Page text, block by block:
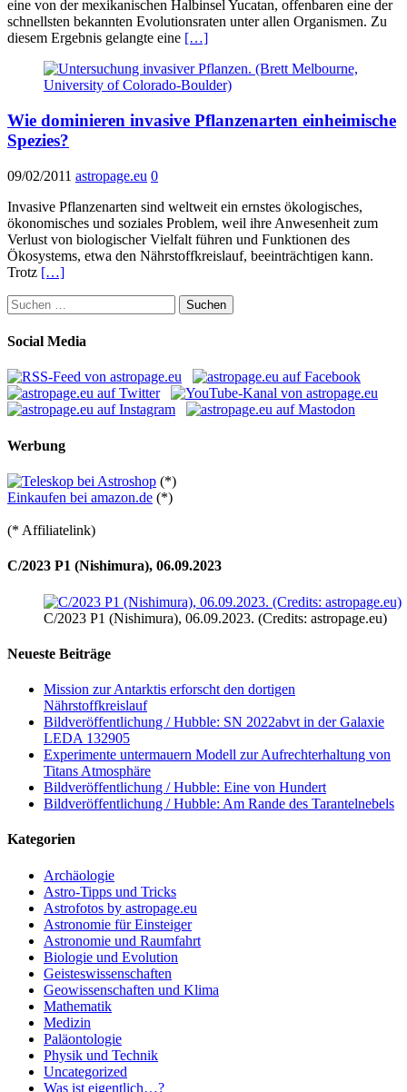
eine von der mexikanischen Halbinsel Yucatan, offenbaren eine der
schnellsten bekannten Evolutionsraten unter allen Organismen. Zu
diesem Ergebnis gelangte eine […]
Wie dominieren invasive Pflanzenarten einheimische
Spezies?
09/02/2011 astropage.eu 0
Invasive Pflanzenarten sind weltweit ein ernstes ökologisches,
ökonomisches und soziales Problem, weil ihre Anwesenheit zum
Verlust von biologischer Vielfalt führen und Funktionen des
Ökosystems, etwa den Nährstoffkreislauf, beeinträchtigen kann.
Trotz […]
Suchen
nach:
Social Media
Werbung
(*)
Einkaufen bei amazon.de (*)
(* Affiliatelink)
C/2023 P1 (Nishimura), 06.09.2023
C/2023 P1 (Nishimura), 06.09.2023. (Credits: astropage.eu)
Neueste Beiträge
Mission zur Antarktis erforscht den dortigen
Nährstoffkreislauf
Bildveröffentlichung / Hubble: SN 2022abvt in der Galaxie
LEDA 132905
Experimente untermauern Modell zur Aufrechterhaltung von
Titans Atmosphäre
Bildveröffentlichung / Hubble: Eine von Hundert
Bildveröffentlichung / Hubble: Am Rande des Tarantelnebels
Kategorien
Archäologie
Astro-Tipps und Tricks
Astrofotos by astropage.eu
Astronomie für Einsteiger
Astronomie und Raumfahrt
Biologie und Evolution
Geisteswissenschaften
Geowissenschaften und Klima
Mathematik
Medizin
Paläontologie
Physik und Technik
Uncategorized
Was ist eigentlich…?